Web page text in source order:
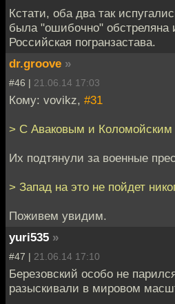
Кстати, оба два так
была "ошибочно" обстреляна
Российская погранзастава.
dr.groove »
#46 | 21.06.14 17:03
Кому: vovikz, #31
> С Аваковым и Коломойским
Их подтянули за военные
> Запад на это не пойдет
Поживем увидим.
yuri535 »
#47 | 21.06.14 17:10
Березовский особо не
разыскивали в мировом